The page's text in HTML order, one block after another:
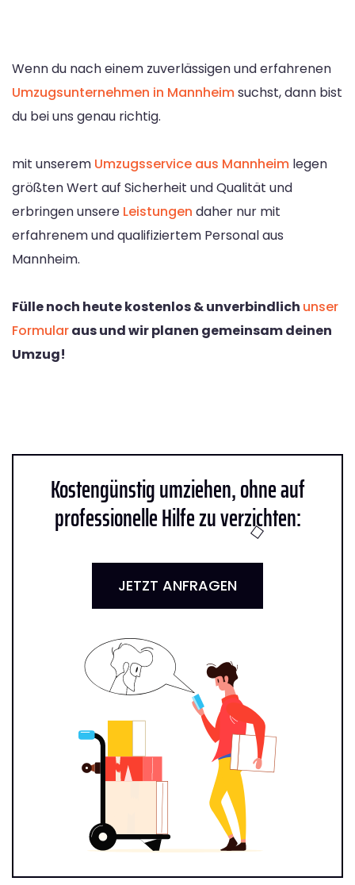
Wenn du nach einem zuverlässigen und erfahrenen
Umzugsunternehmen in Mannheimsuchst, dann bist
du bei uns genau richtig.
mit unserem Umzugsservice aus Mannheim legen
größten Wert auf Sicherheit und Qualität und
erbringen unsere Leistungen daher nur mit
erfahrenem und qualifiziertem Personal aus
Mannheim.
Fülle noch heute kostenlos & unverbindlich unser
Formularaus und wir planen gemeinsam deinen
Umzug!
Kostengünstig umziehen, ohne auf
professionelle Hilfe zu verzichten:
JETZT ANFRAGEN